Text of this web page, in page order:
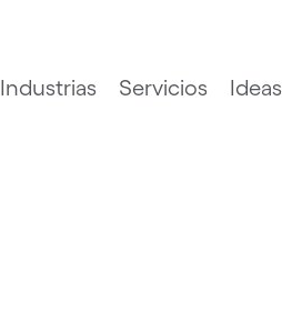
Industrias Servicios Ideas